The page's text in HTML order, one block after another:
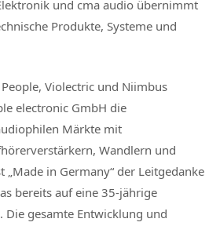
und cma audio übernimmt
Produkte, Systeme und
Violectric und Niimbus
electronic GmbH die
Märkte mit
Wandlern und
„Made in Germany“ der Leitgedanke
bereits auf eine 35-jährige
Die gesamte Entwicklung und